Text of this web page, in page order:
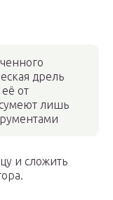
дрель
от
лишь
и сложить